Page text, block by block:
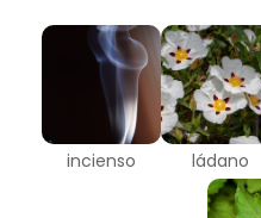
incienso ládano